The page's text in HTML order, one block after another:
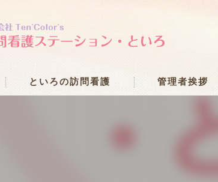
といろの訪問看護 管理者挨拶